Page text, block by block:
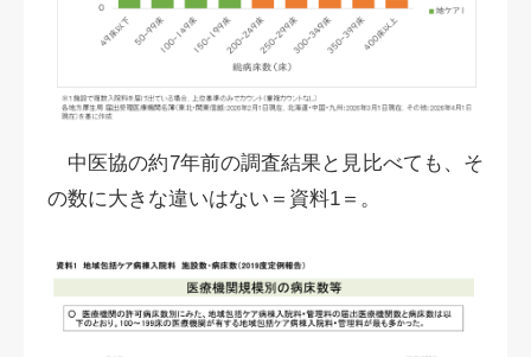
中医協の約7年前の調査結果と見比べても、そ
の数に大きな違いはない＝資料1＝。